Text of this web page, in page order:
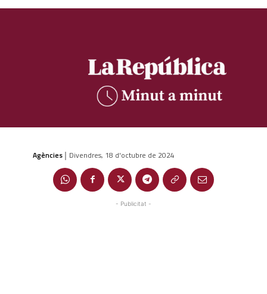
Agències | Divendres, 18 d'octubre de 2024
- Publicitat -